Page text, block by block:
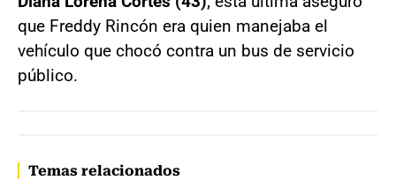
que Freddy Rincón era quien manejaba el
vehículo que chocó contra un bus de servicio
público.
Temas relacionados